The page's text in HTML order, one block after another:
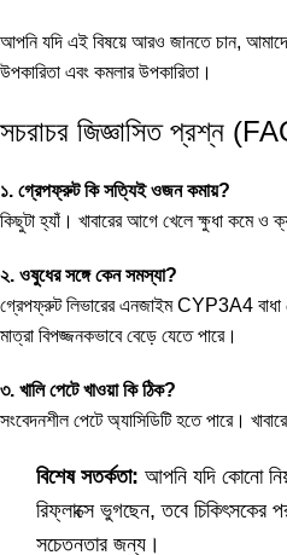
আপনি যদি এই বিষয়ে আরও জানতে চান,
উপকারিতা এবং কমলার উপকারিতা ।
সচরাচর জিজ্ঞাসিত প্রশ্ন
১. গ্রেপফ্রুট কি সত্যিই ওজন কমায়?
কিছুটা হ্যাঁ। খাবারের আগে খেলে ক্ষুধা কমে ও
২. ওষুধের সঙ্গে কেন সমস্যা?
গ্রেপফ্রুট লিভারের এনজাইম CYP3A4
মাত্রা বিপজ্জনকভাবে বেড়ে যেতে পারে।
৩. খালি পেটে খাওয়া কি ঠিক?
সংবেদনশীল পেটে অ্যাসিডিটি হতে পারে।
বিশেষ সতর্কতা: আপনি যদি কোনো
রিফ্লাক্সে ভুগছেন, তবে চিকিৎসকের
সচেতনতার জন্য।